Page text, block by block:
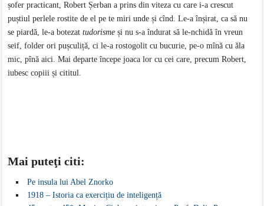
șofer practicant, Robert Șerban a prins din viteza cu care i-a crescut
puștiul perlele rostite de el pe te miri unde și cînd. Le-a înșirat, ca să nu
se piardă, le-a botezattudorisme și nu s-a îndurat să le-nchidă în vreun
seif, folder ori pușculiță, ci le-a rostogolit cu bucurie, pe-o mînă cu ăla
mic, pînă aici. Mai departe începe joaca lor cu cei care, precum Robert,
iubesc copiii și cititul.
Mai puteţi citi:
Pe insula lui Abel Znorko
1918 – Istoria ca exercițiu de inteligență